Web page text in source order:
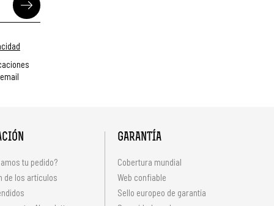
tu pedido?
de los artículos
GARANTÍA
Cobertura mundial
Web confiable
Sello europeo de garantía